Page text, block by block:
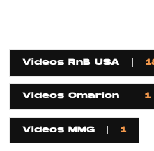
Videos RnB USA
Videos Omarion 1
Videos MMG 1